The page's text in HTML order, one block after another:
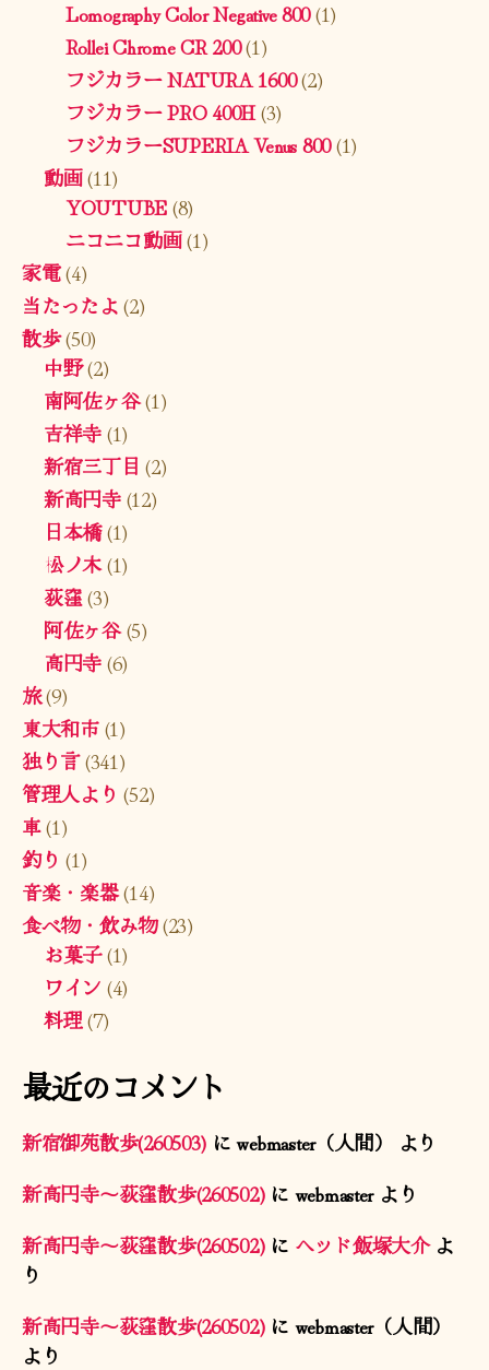
Lomography Color Negative 800(1)
Rollei Chrome CR 200(1)
フジカラー NATURA 1600(2)
フジカラー PRO 400H(3)
フジカラーSUPERIA Venus 800(1)
動画(11)
YOUTUBE(8)
ニコニコ動画(1)
家電(4)
当たったよ(2)
散歩(50)
中野(2)
南阿佐ヶ谷(1)
吉祥寺(1)
新宿三丁目 (2)
新高円寺(12)
日本橋(1)
松ノ木(1)
荻窪(3)
阿佐ヶ谷(5)
高円寺(6)
旅(9)
東大和市(1)
独り言(341)
管理人より (52)
車(1)
釣り (1)
音楽・楽器(14)
食べ物・飲み物(23)
お菓子(1)
ワイン (4)
料理(7)
最近のコメント
新宿御苑散歩(260503) にwebmaster（人間）
より
新高円寺〜荻窪散歩(260502)に webmasterより
新高円寺〜荻窪散歩(260502)に ヘッド飯塚大介よ
り
新高円寺〜荻窪散歩(260502)に webmaster（人間）
より